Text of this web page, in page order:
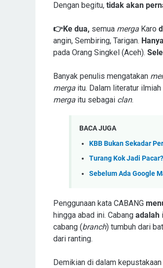
Dengan begitu, tidak akan
👉Ke dua, semua merga Karo
angin, Sembiring, Tarigan.
pada Orang Singkel (Aceh).
Banyak penulis mengatakan
merga itu. Dalam literatur
merga itu sebagai clan.
BACA JUGA
KBB Bukan Sekadar
Turang Kok Jadi
Sebelum Ada Google
Penggunaan kata CABANG
hingga abad ini. Cabang adalah
cabang (branch) tumbuh dari
dari ranting.
Demikian di dalam